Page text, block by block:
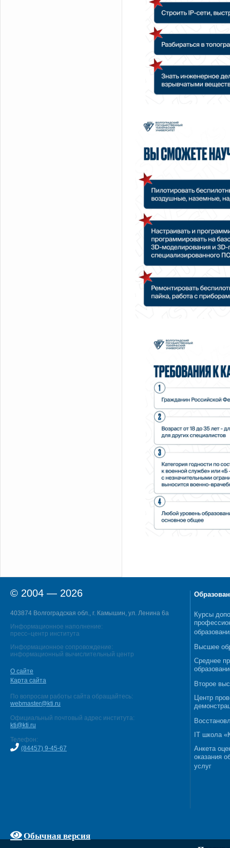
© 2004 — 2026
403874 Волгоградская обл., г. Камышин, ул. Ленина 6а
Информационное наполнение:
пресс–центр института
Информационное сопровождение:
информационный вычислительный центр
О сайте
Карта сайта
По вопросам работы сайта обращайтесь:
webmaster@kti.ru
Официальный почтовый адрес института:
kti@kti.ru
Телефон:
(84457) 9-45-67
Обычная версия
Курсы
Высшее
Среднее
Второе
Центр
IT школа
Анкета
оказания
услуг